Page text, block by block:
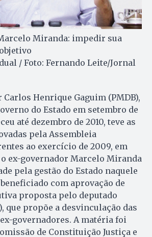
Miranda: impedir sua
/ Foto: Fernando Leite/Jornal
Carlos Henrique Gaguim (PMDB),
do Estado em setembro de
até dezembro de 2010, teve as
pela Assembleia
ao exercício de 2009, em
ex-governador Marcelo Miranda
pela gestão do Estado naquele
com aprovação de
proposta pelo deputado
que propõe a desvinculação das
governadores. A matéria foi
de Constituição Jus­tiça e